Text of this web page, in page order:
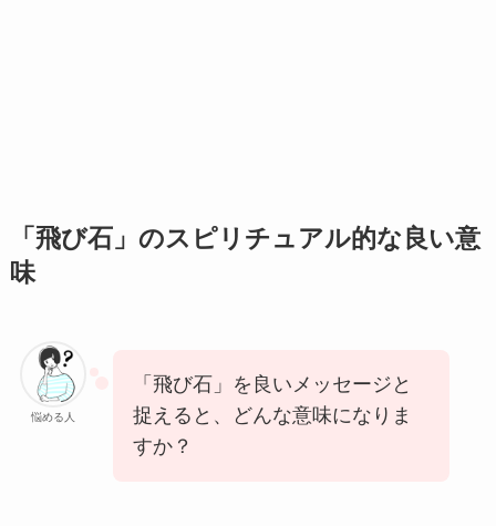
「飛び石」のスピリチュアル的な良い意
味
悩める人
「飛び石」を良いメッセージと
捉えると、どんな意味になりま
すか？